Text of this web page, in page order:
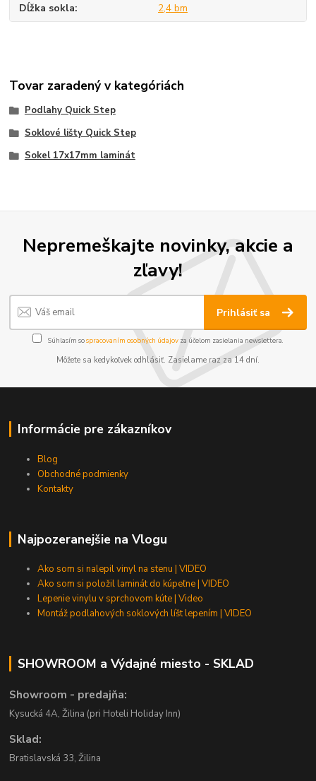
Dĺžka sokla 2,4 bm
Tovar zaradený v kategóriách
Podlahy Quick Step
Soklové lišty Quick Step
Sokel 17x17mm laminát
Nepremeškajte novinky, akcie a
zľavy!
Prihlásiť sa
Súhlasím sospracovaním osobných údajov za účelom zasielania newslettera.
Môžete sa kedykoľvek odhlásiť. Zasielame raz za 14 dní.
Informácie pre zákazníkov
Blog
Obchodné podmienky
Kontakty
Najpozeranejšie na Vlogu
Ako som si nalepil vinyl na stenu | VIDEO
Ako som si položil laminát do kúpeľne | VIDEO
Lepenie vinylu v sprchovom kúte | Video
Montáž podlahových soklových líšt lepením | VIDEO
SHOWROOM a Výdajné miesto - SKLAD
Showroom - predajňa:
Kysucká 4A, Žilina (pri Hoteli Holiday Inn)
Sklad:
Bratislavská 33, Žilina